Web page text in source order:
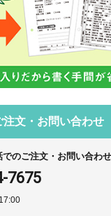
注文・お問い合わせ
でのご注文・お問い合わせ
7675